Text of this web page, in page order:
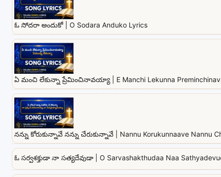
ఓ సోదరా అందుకో | O Sodara Anduko Lyrics
ఏ మంచి లేకున్నా ప్రేమించినావయ్యా | E Manchi Lekunna
నన్ను కోరుకున్నావే నన్ను చేరుకున్నావే | Nannu Korukunnaave Nannu
ఓ సర్వశక్తుడా నా సత్యదేవుడా | O Sarvashakthudaa Naa